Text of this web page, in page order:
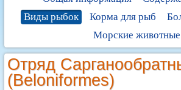
Виды рыбок
Корма для рыб
Морские животные
Отряд
(Beloniformes)